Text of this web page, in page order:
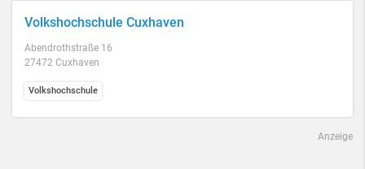
Volkshochschule Cuxhaven
Abendrothstraße 16
27472 Cuxhaven
Volkshochschule
Anzeige